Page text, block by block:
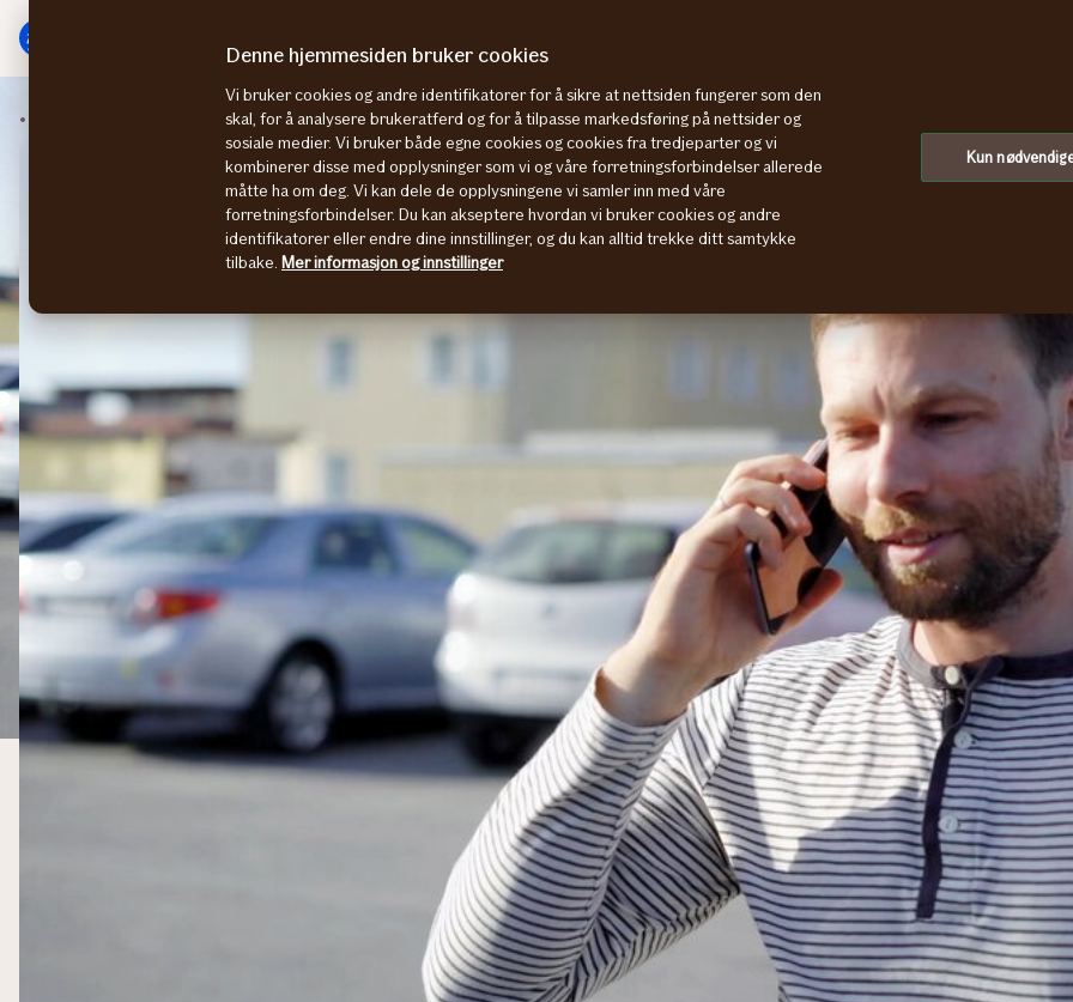
innhold
Tyveri og hærverk
Denne hjemmesiden bruker cookies
Vi bruker cookies og andre identifikatorer for å sikre at nettsiden fungerer som den
skal, for å analysere brukeratferd og for å tilpasse markedsføring på nettsider og
sosiale medier. Vi bruker både egne cookies og cookies fra tredjeparter og vi
kombinerer disse med opplysninger som vi og våre forretningsforbindelser allerede
måtte ha om deg. Vi kan dele de opplysningene vi samler inn med våre
forretningsforbindelser. Du kan akseptere hvordan vi bruker cookies og andre
identifikatorer eller endre dine innstillinger, og du kan alltid trekke ditt samtykke
tilbake. Mer informasjon og innstillinger
Kun